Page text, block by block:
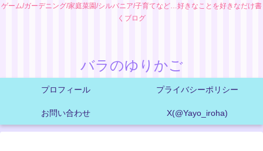
ゲーム/ガーデニング/家庭菜園/シルバニア/子育てなど…好きなことを好きなだけ書
くブログ
バラのゆりかご
プロフィール プライバシーポリシー
お問い合わせ X(@Yayo_iroha)